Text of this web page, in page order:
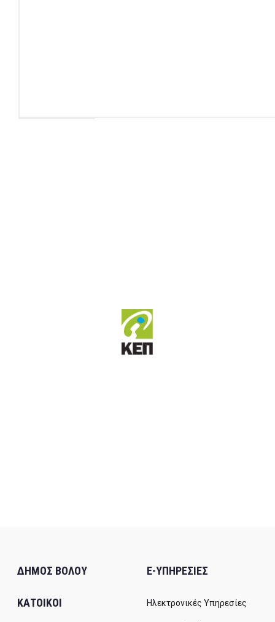
ΔΗΜΟΣ ΒΟΛΟΥ
ΚΑΤΟΙΚΟΙ
E-ΥΠΗΡΕΣΙΕΣ
Ηλεκτρονικές Υπηρεσίες